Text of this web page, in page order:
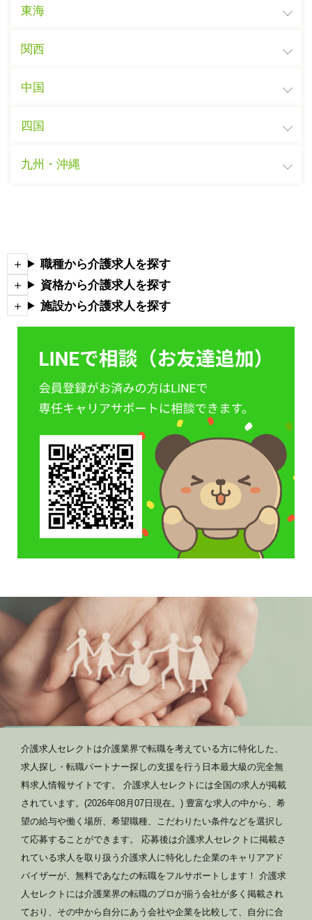
東海
関西
中国
四国
九州・沖縄
職種から介護求人を探す
資格から介護求人を探す
施設から介護求人を探す
介護求人セレクトは介護業界で転職を考えている方に特化した、
求人探し・転職パートナー探しの支援を行う日本最大級の完全無
料求人情報サイトです。 介護求人セレクトには全国の求人が掲載
されています。(2026年08月07日現在。) 豊富な求人の中から、希
望の給与や働く場所、希望職種、こだわりたい条件などを選択し
て応募することができます。 応募後は介護求人セレクトに掲載さ
れている求人を取り扱う介護求人に特化した企業のキャリアアド
バイザーが、無料であなたの転職をフルサポートします！ 介護求
人セレクトには介護業界の転職のプロが揃う会社が多く掲載され
ており、その中から自分にあう会社や企業を比較して、自分に合